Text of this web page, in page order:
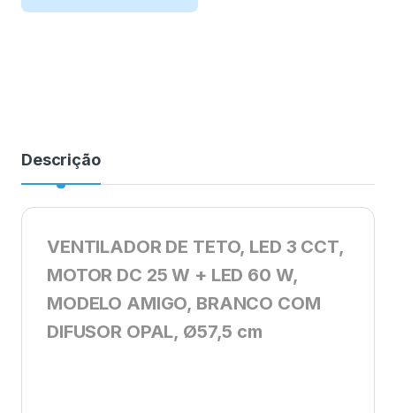
Descrição
VENTILADOR DE TETO, LED 3 CCT,
MOTOR DC 25 W + LED 60 W,
MODELO AMIGO, BRANCO COM
DIFUSOR OPAL, Ø57,5 cm